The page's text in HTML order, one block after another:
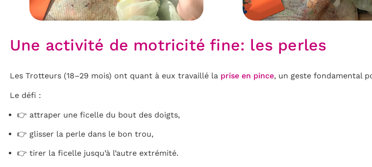
Une activité de motricité fine: les perles
Les Trotteurs (18–29 mois) ont quant à eux travaillé la prise en pince, un geste fondamental
Le défi :
👉 attraper une ficelle du bout des doigts,
👉 glisser la perle dans le bon trou,
👉 tirer la ficelle jusqu’à l’autre extrémité.